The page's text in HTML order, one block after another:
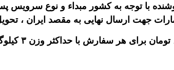
جهت ارسال نهایی به مقصد ایران ،